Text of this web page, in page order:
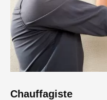
Chauffagiste